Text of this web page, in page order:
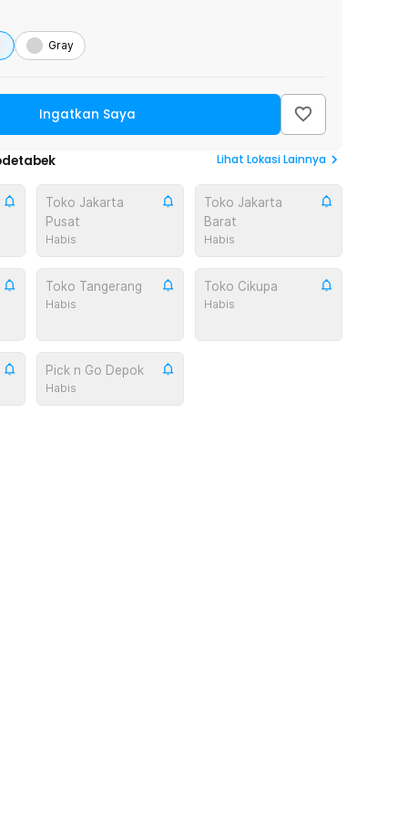
Gray
Ingatkan Saya
Lihat Lokasi Lainnya
Toko Jakarta
Pusat
Habis
Toko Jakarta
Barat
Habis
Toko Tangerang
Habis
Toko Cikupa
Habis
Pick n Go Depok
Habis